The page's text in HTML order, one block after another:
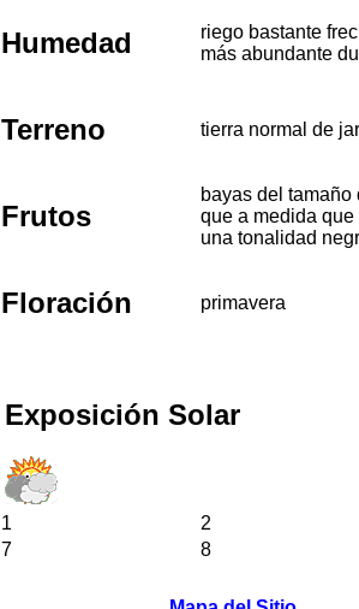
Humedad
riego bastante
más abundante
Terreno tierra normal de
Frutos
bayas del
que a medida
una tonalidad
Floración primavera
Exposición Solar
1 2
7
8